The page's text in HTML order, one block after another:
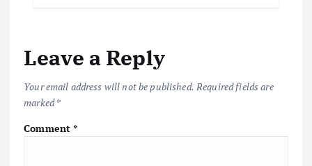
Leave a Reply
Your email address will not be published. Required fields are
marked*
Comment*